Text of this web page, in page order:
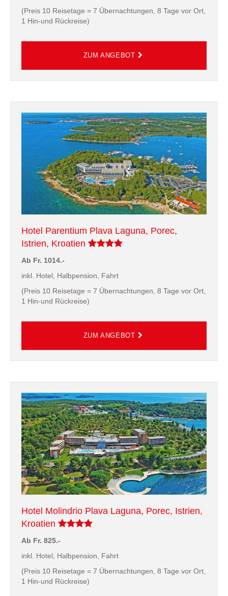
(Preis 10 Reisetage = 7 Übernachtungen, 8 Tage vor Ort,
1 Hin-und Rückreise)
Hotel Parentium Plava Laguna, Porec,
Istrien, Kroatien
Ab Fr. 1014.-
inkl. Hotel, Halbpension, Fahrt
(Preis 10 Reisetage = 7 Übernachtungen, 8 Tage vor Ort,
1 Hin-und Rückreise)
Hotel Molindrio Plava Laguna, Porec, Istrien,
Kroatien
Ab Fr. 825.-
inkl. Hotel, Halbpension, Fahrt
(Preis 10 Reisetage = 7 Übernachtungen, 8 Tage vor Ort,
1 Hin-und Rückreise)